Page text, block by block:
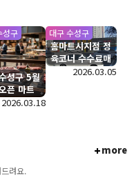
성구 5월
픈 마트
너 수수료
성구
2026.03.18
홈마트시지점 정
육코너 수수료매
장 입점모집
대구 수성구
2026.03.05
more
려요.